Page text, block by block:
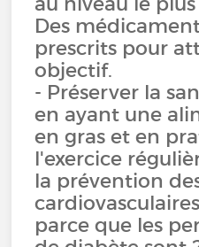
Des
prescrits pour
objectif.
- Préserver la
en ayant une
en gras et en
l'exercice
la prévention
parce que les